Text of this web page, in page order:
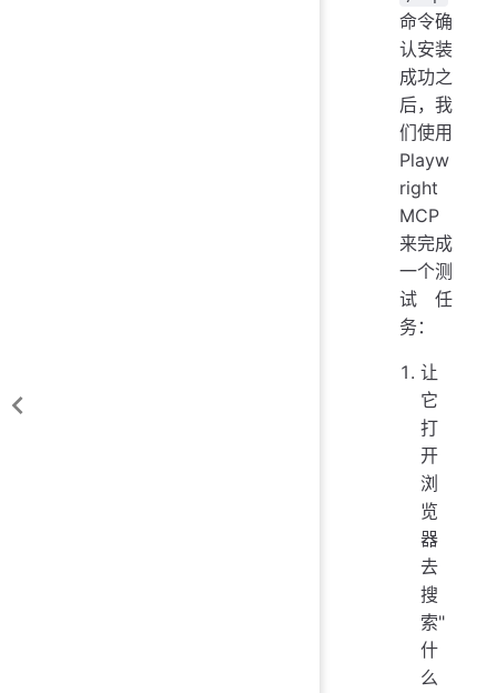
命令确
认安装
成功之
后，我
们使用
Playw
right
MCP
来完成
一个测
试任
务：
让
它
打
开
浏
览
器
去
搜
索"
什
么